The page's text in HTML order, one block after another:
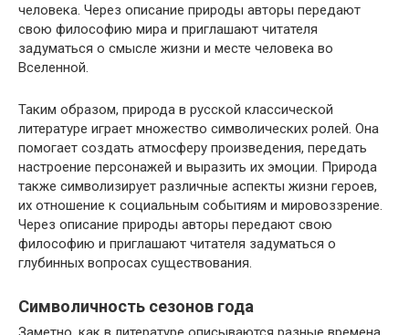
человека. Через описание природы авторы передают
свою философию мира и приглашают читателя
задуматься о смысле жизни и месте человека во
Вселенной.
Таким образом, природа в русской классической
литературе играет множество символических ролей. Она
помогает создать атмосферу произведения, передать
настроение персонажей и выразить их эмоции. Природа
также символизирует различные аспекты жизни героев,
их отношение к социальным событиям и мировоззрение.
Через описание природы авторы передают свою
философию и приглашают читателя задуматься о
глубинных вопросах существования.
Символичность сезонов года